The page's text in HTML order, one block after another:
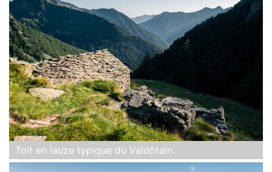
Toit en lauze typique du Valdôtain.